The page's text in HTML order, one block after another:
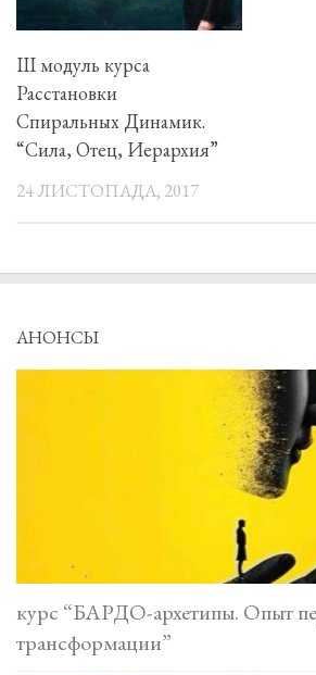
III модуль курса
Расстановки
Спиральных Динамик.
“Сила, Отец, Иерархия”
24 ЛИСТОПАДА, 2017
АНОНСЫ
курс “БАРДО-архетипы. Опыт
трансформации”